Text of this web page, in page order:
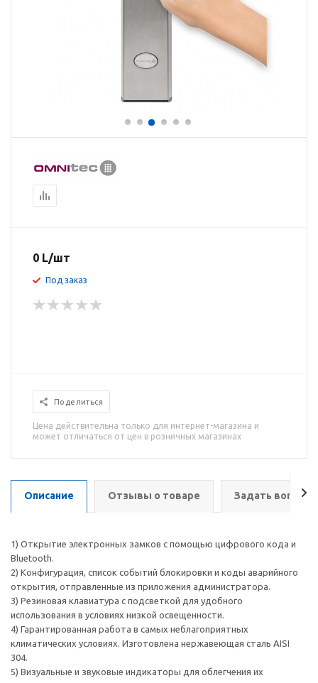
0 L/шт
Под заказ
Поделиться
Цена действительна только для интернет-магазина и
может отличаться от цен в розничных магазинах
Описание Отзывы о товаре Задать вопрос
1) Открытие электронных замков с помощью цифрового кода и
Bluetooth.
2) Конфигурация, список событий блокировки и коды аварийного
открытия, отправленные из приложения администратора.
3) Резиновая клавиатура с подсветкой для удобного
использования в условиях низкой освещенности.
4) Гарантированная работа в самых неблагоприятных
климатических условиях. Изготовлена ​​нержавеющая сталь AISI
304.
5) Визуальные и звуковые индикаторы для облегчения их